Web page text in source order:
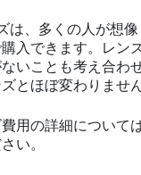
は、多くの人が想
入できます。レン
いことも考え合わ
とほぼ変わりません
用の詳細について
い。